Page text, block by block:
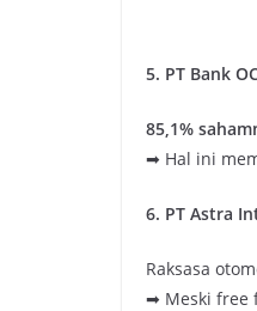
5. PT Bank
85,1%
➡ Hal ini
6. PT Astra
Raksasa
➡ Meski free